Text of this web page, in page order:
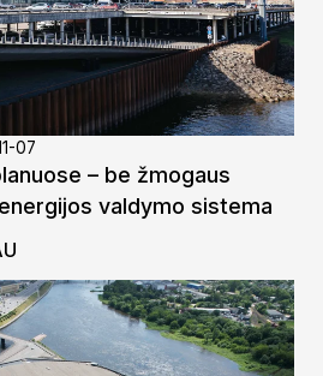
07
– be žmogaus
valdymo sistema